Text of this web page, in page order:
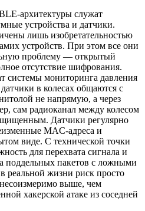
архитектуры служат
устройства и датчики.
лишь изобретательностью
устройств. При этом все они
проблему — открытый
отсутствие шифрования.
системы мониторинга давления
в колесах общаются с
не напрямую, а через
сам радиоканал между колесом
Датчики регулярно
MAC-адреса и
виде. С технической точки
для перехвата сигнала и
поддельных пакетов с ложными
реальной жизни риск просто
несоизмеримо выше, чем
хакерской атаке из соседней